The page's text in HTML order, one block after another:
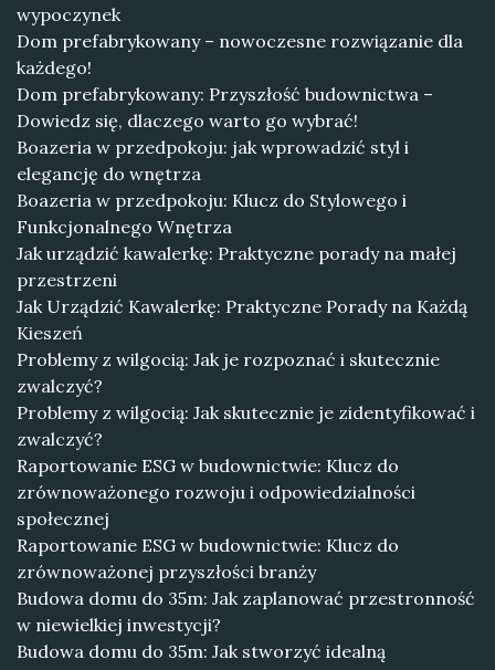
wypoczynek
Dom prefabrykowany – nowoczesne rozwiązanie dla
każdego!
Dom prefabrykowany: Przyszłość budownictwa –
Dowiedz się, dlaczego warto go wybrać!
Boazeria w przedpokoju: jak wprowadzić styl i
elegancję do wnętrza
Boazeria w przedpokoju: Klucz do Stylowego i
Funkcjonalnego Wnętrza
Jak urządzić kawalerkę: Praktyczne porady na małej
przestrzeni
Jak Urządzić Kawalerkę: Praktyczne Porady na Każdą
Kieszeń
Problemy z wilgocią: Jak je rozpoznać i skutecznie
zwalczyć?
Problemy z wilgocią: Jak skutecznie je zidentyfikować i
zwalczyć?
Raportowanie ESG w budownictwie: Klucz do
zrównoważonego rozwoju i odpowiedzialności
społecznej
Raportowanie ESG w budownictwie: Klucz do
zrównoważonej przyszłości branży
Budowa domu do 35m: Jak zaplanować przestronność
w niewielkiej inwestycji?
Budowa domu do 35m: Jak stworzyć idealną